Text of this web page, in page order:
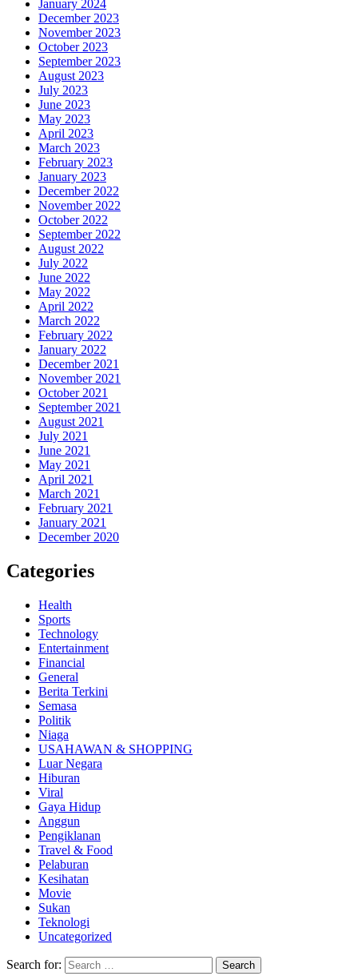
January 2024
December 2023
November 2023
October 2023
September 2023
August 2023
July 2023
June 2023
May 2023
April 2023
March 2023
February 2023
January 2023
December 2022
November 2022
October 2022
September 2022
August 2022
July 2022
June 2022
May 2022
April 2022
March 2022
February 2022
January 2022
December 2021
November 2021
October 2021
September 2021
August 2021
July 2021
June 2021
May 2021
April 2021
March 2021
February 2021
January 2021
December 2020
Categories
Health
Sports
Technology
Entertainment
Financial
General
Berita Terkini
Semasa
Politik
Niaga
USAHAWAN & SHOPPING
Luar Negara
Hiburan
Viral
Gaya Hidup
Anggun
Pengiklanan
Travel & Food
Pelaburan
Kesihatan
Movie
Sukan
Teknologi
Uncategorized
Search for: